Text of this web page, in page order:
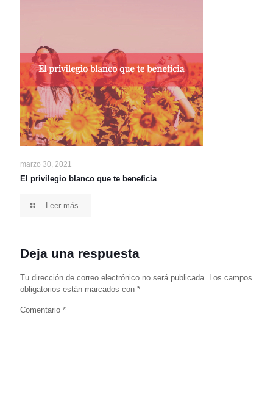
marzo 30, 2021
El privilegio blanco que te beneficia
Leer más
Deja una respuesta
Tu dirección de correo electrónico no será publicada. Los campos
obligatorios están marcados con *
Comentario *